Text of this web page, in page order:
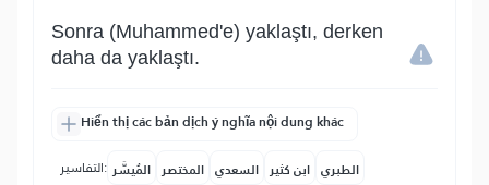
Sonra (Muhammed'e) yaklaştı, derken
daha da yaklaştı.
Hiển thị các bản dịch ý nghĩa nội dung khác
التفاسير: المُيسَّر المختصر السعدي ابن كثير الطبري